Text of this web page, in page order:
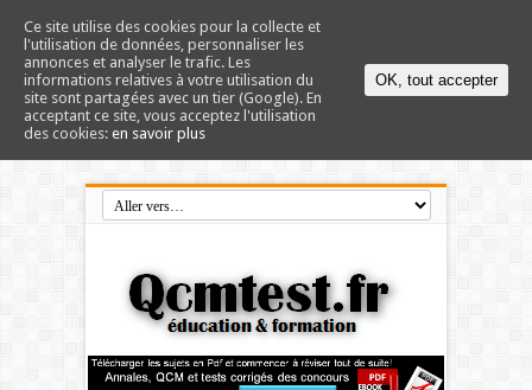
Ce site utilise des cookies pour la collecte et
l'utilisation de données, personnaliser les
annonces et analyser le trafic. Les
informations relatives à votre utilisation du
site sont partagées avec un tier (Google). En
acceptant ce site, vous acceptez l'utilisation
des cookies: en savoir plus
OK, tout accepter